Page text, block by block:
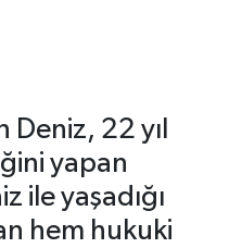
Deniz, 22 yıl
yapan
ile yaşadığı
hem hukuki